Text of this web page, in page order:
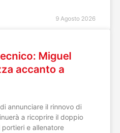
9 Agosto 2026
Miguel
accanto a
annunciare il rinnovo di
a ricoprire il doppio
e allenatore